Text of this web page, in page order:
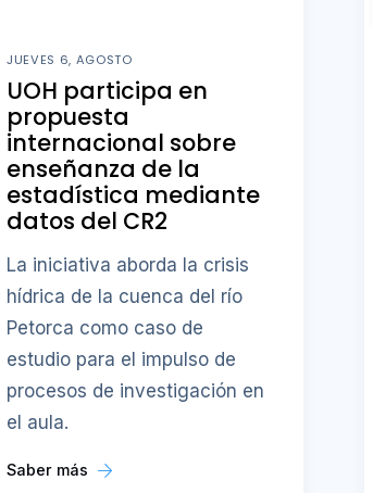
JUEVES 6, AGOSTO
UOH participa en
propuesta
internacional sobre
enseñanza de la
estadística mediante
datos del CR2
La iniciativa aborda la crisis
hídrica de la cuenca del río
Petorca como caso de
estudio para el impulso de
procesos de investigación en
el aula.
Saber más